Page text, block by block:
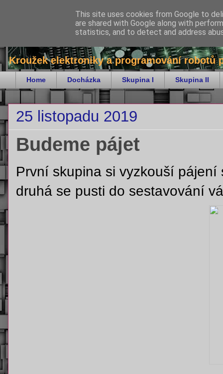
bitKrnov - robotika
Kroužek elektroniky a programování robotů
Home Docházka Skupina I Skupina II
25 listopadu 2019
Budeme pájet
První skupina si vyzkouší
druhá se pusti do sestavování
This site uses cookies from Google to
are shared with Google along with
statistics, and to detect and address